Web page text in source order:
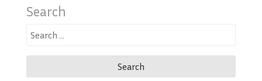
Search
Search